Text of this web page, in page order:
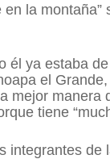
la
él ya estaba
el
mejor
tiene
de